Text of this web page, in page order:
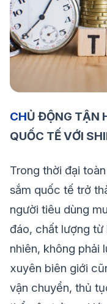
CHỦ ĐỘNG TẬN
QUỐC TẾ VỚI
Trong thời đại
sắm quốc tế trở
người tiêu dùng
đáo, chất lượng từ
nhiên, không phải
xuyên biên giới
vận chuyển, thủ